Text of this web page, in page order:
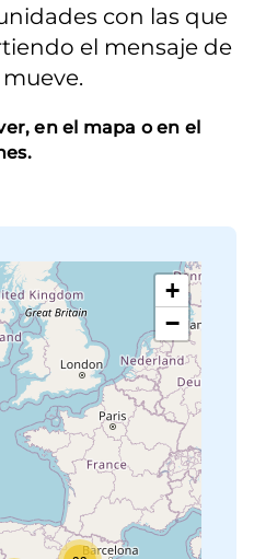
con las que
el mensaje de
en el mapa o en el
+
−